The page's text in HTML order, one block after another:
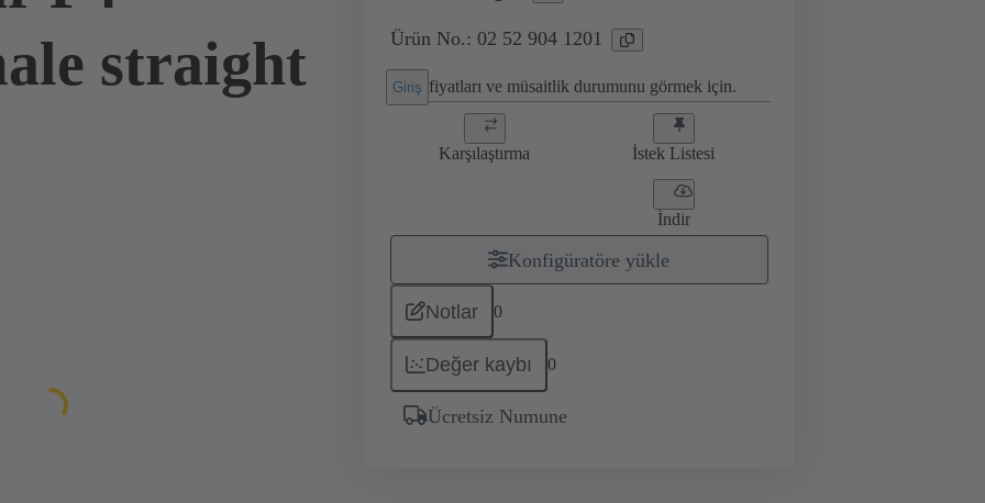
straight
Ürün No.: 02 52 904 1201
Giriş fiyatları ve müsaitlik durumunu görmek için.
Karşılaştırma İstek Listesi
İndir
Konfigüratöre yükle
Notlar 0
Değer kaybı 0
Ücretsiz Numune